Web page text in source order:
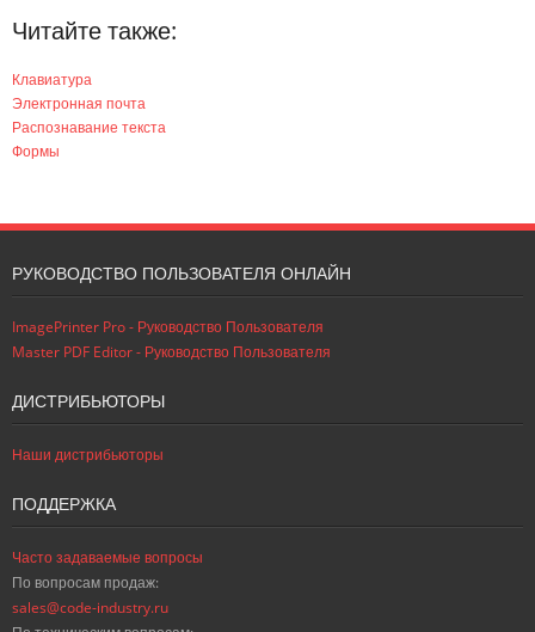
Читайте также:
Клавиатура
Электронная почта
Распознавание текста
Формы
РУКОВОДСТВО ПОЛЬЗОВАТЕЛЯ ОНЛАЙН
ImagePrinter Pro - Руководство Пользователя
Master PDF Editor - Руководство Пользователя
ДИСТРИБЬЮТОРЫ
Наши дистрибьюторы
ПОДДЕРЖКА
Часто задаваемые вопросы
По вопросам продаж:
sales@code-industry.ru